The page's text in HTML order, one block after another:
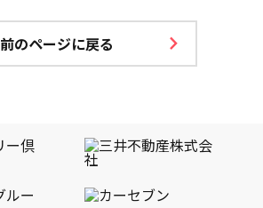
前のページに戻る